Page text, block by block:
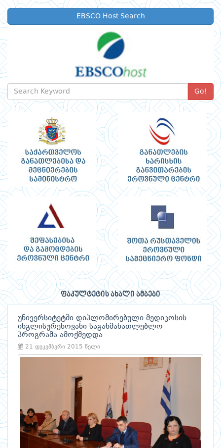
EBSCO Host Search
Go!
ფაკულტეტის ახალი ამბები
უნივერსიტეტში დიპლომირებული მედიკოსის
ინგლისურენოვანი საგანმანათლებლო
პროგრამა ამოქმედდა
21 დეკემბერი 2015 წელი